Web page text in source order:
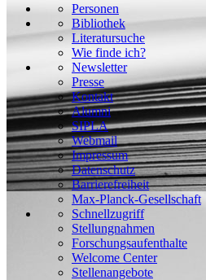
Personen
Bibliothek
Literatursuche
Wie finde ich?
Newsletter
Presse
Kontakt
Alumni
SIPLA
Webmail
Impressum
Datenschutz
Barrierefreiheit
Max-Planck-Gesellschaft
Schnellzugriff
Stellungnahmen
Forschungsaufenthalte
Welcome Center
Stellenangebote